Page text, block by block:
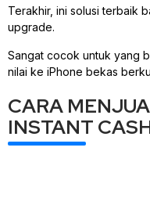
Terakhir, ini solusi terbaik
upgrade.
Sangat cocok untuk yang
nilai ke iPhone bekas
CARA
INSTANT